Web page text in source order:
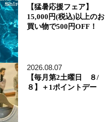
ョップ
）
貞末哲兵
室
本部
き
【猛暑応援フェア】
15,000円(税込)以上のお
買い物で500円OFF！
2026.08.07
【毎月第2土曜日 ８/
８】＋1ポイントデー